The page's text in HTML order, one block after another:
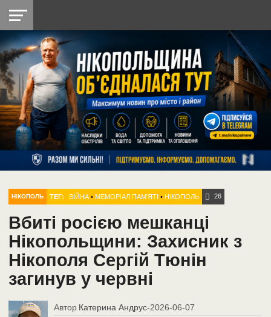
НІКОПОЛЬ
РАЙОН
СІЧЕСЛАВСЬКА
УКРАЇНА
РЕТРО
НІКОПОЛЬ
ЛАЙТ
УКРАЇНА
ДОПОМОГА
РАДІО
НІКОПОЛЬ ТЕГ: ВІЙНА •МЕМОРІАЛ ПАМ'ЯТІ •НІКОПОЛЬ 26
Вбиті росією мешканці
Нікопольщини: Захисник з
Нікополя Сергій Тюнін
загинув у червні
Автор Катерина Андрус-2026-06-07